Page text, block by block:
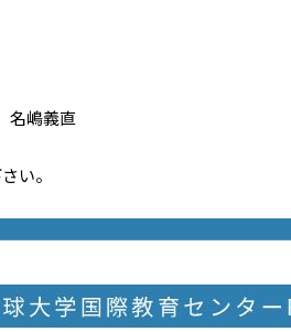
名嶋義直
。